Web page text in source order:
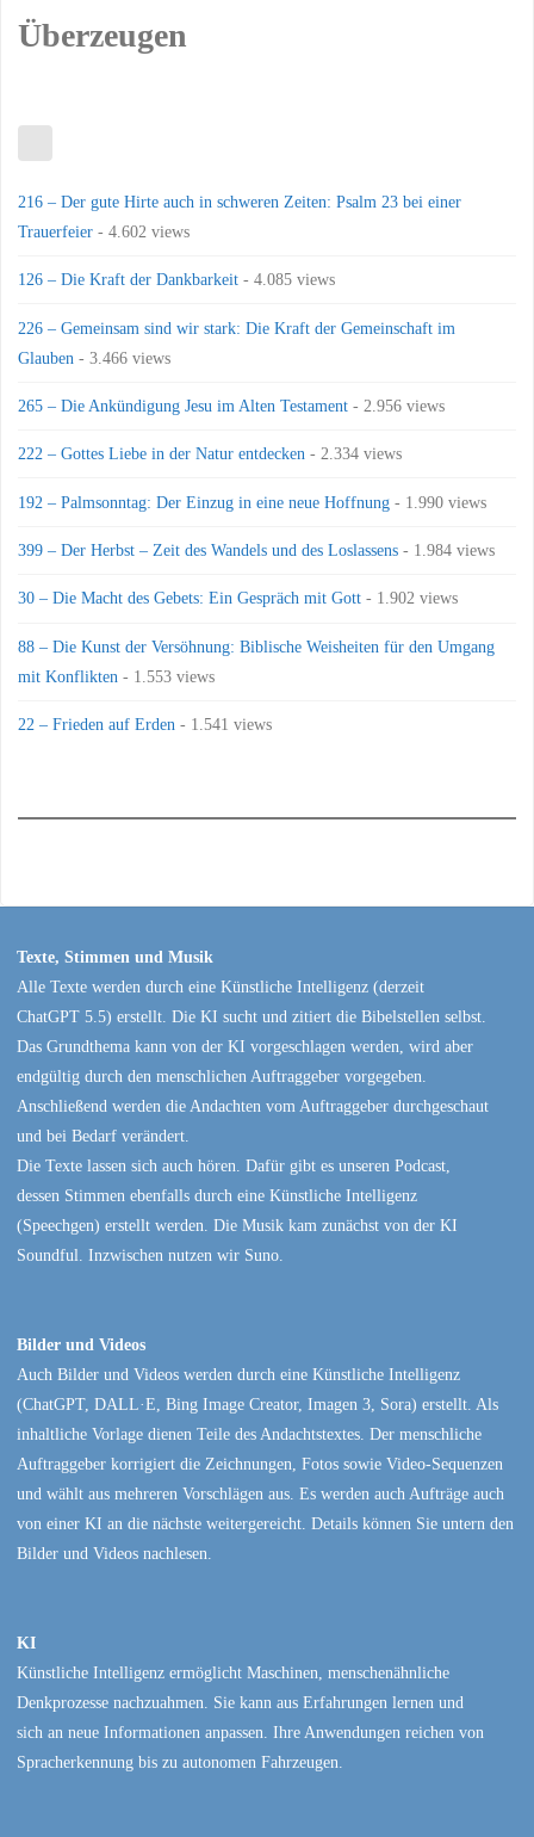
Überzeugen
216 – Der gute Hirte auch in schweren Zeiten: Psalm 23 bei einer
Trauerfeier - 4.602 views
126 – Die Kraft der Dankbarkeit - 4.085 views
226 – Gemeinsam sind wir stark: Die Kraft der Gemeinschaft im
Glauben - 3.466 views
265 – Die Ankündigung Jesu im Alten Testament - 2.956 views
222 – Gottes Liebe in der Natur entdecken - 2.334 views
192 – Palmsonntag: Der Einzug in eine neue Hoffnung - 1.990 views
399 – Der Herbst – Zeit des Wandels und des Loslassens - 1.984 views
30 – Die Macht des Gebets: Ein Gespräch mit Gott - 1.902 views
88 – Die Kunst der Versöhnung: Biblische Weisheiten für den Umgang
mit Konflikten - 1.553 views
22 – Frieden auf Erden - 1.541 views
Texte, Stimmen und Musik
Alle Texte werden durch eine Künstliche Intelligenz (derzeit
ChatGPT 5.5) erstellt. Die KI sucht und zitiert die Bibelstellen selbst.
Das Grundthema kann von der KI vorgeschlagen werden, wird aber
endgültig durch den menschlichen Auftraggeber vorgegeben.
Anschließend werden die Andachten vom Auftraggeber durchgeschaut
und bei Bedarf verändert.
Die Texte lassen sich auch hören. Dafür gibt es unseren Podcast,
dessen Stimmen ebenfalls durch eine Künstliche Intelligenz
(Speechgen) erstellt werden. Die Musik kam zunächst von der KI
Soundful. Inzwischen nutzen wir Suno.
Bilder und Videos
Auch Bilder und Videos werden durch eine Künstliche Intelligenz
(ChatGPT, DALL·E, Bing Image Creator, Imagen 3, Sora) erstellt. Als
inhaltliche Vorlage dienen Teile des Andachtstextes. Der menschliche
Auftraggeber korrigiert die Zeichnungen, Fotos sowie Video-Sequenzen
und wählt aus mehreren Vorschlägen aus. Es werden auch Aufträge auch
von einer KI an die nächste weitergereicht. Details können Sie untern den
Bilder und Videos nachlesen.
KI
Künstliche Intelligenz ermöglicht Maschinen, menschenähnliche
Denkprozesse nachzuahmen. Sie kann aus Erfahrungen lernen und
sich an neue Informationen anpassen. Ihre Anwendungen reichen von
Spracherkennung bis zu autonomen Fahrzeugen.